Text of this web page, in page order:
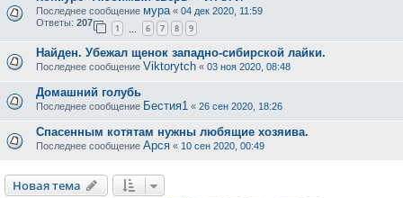
Последнее сообщение мура « 04 дек 2020, 11:59
Ответы: 207
1 6 7 8 9
Найден. Убежал щенок западно-сибирской лайки.
Последнее сообщение Viktorytch « 03 ноя 2020, 08:48
Домашний голубь
Последнее сообщение Бестия1 « 26 сен 2020, 18:26
Спасенным котятам нужны любящие хозяива.
Последнее сообщение Арся « 10 сен 2020, 00:49
Новая тема